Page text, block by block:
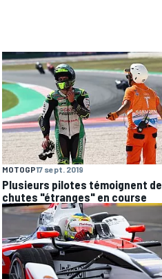
MOTOGP17 sept. 2019
Plusieurs pilotes témoignent de
chutes "étranges" en course